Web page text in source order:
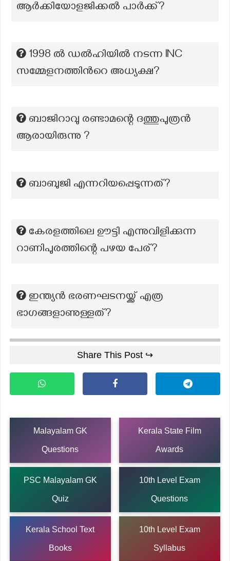
ആർക്കിയോളജിക്കൽ പാർക്ക്?
1998 ല്‍ ഡൽഹിയില്‍ നടന്ന INC
സമ്മേളനത്തിന്‍റെ അധ്യക്ഷ?
ബാജിറാവു രണ്ടാമന്റെ ദത്തുപുത്രൻ
ആരായിരുന്നു ?
ബാബുജി എന്നറിയപ്പെടുന്നത്?
കേരളത്തിലെ ഊട്ടി എന്നുവിളിക്കുന്ന
റാണിപുരത്തിന്റെ പഴയ പേര്?
ഇന്ത്യന്‍ ഭരണഘടനയ്ക്ക് എത്ര
ഭാഗങ്ങളാണുള്ളത്?
Share This Post ↪
Malayalam GK
Questions
Kerala State Film
Awards
PSC Malayalam GK
Quiz
10th Level Exam
Questions
Kerala School Text
Books
10th Level Exam
Syllabus